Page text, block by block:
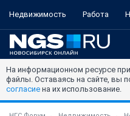
Недвижимость Работа
На информационном ресурсе
файлы. Оставаясь на сайте, вы
согласие на их использование.